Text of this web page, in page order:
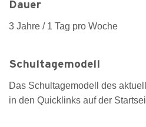
Dauer
3 Jahre / 1 Tag pro Woche
Schultagemodell
Das Schultagemodell des
in den Quicklinks auf der